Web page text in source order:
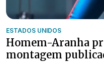
ESTADOS UNIDOS
Homem-Aranha
montagem